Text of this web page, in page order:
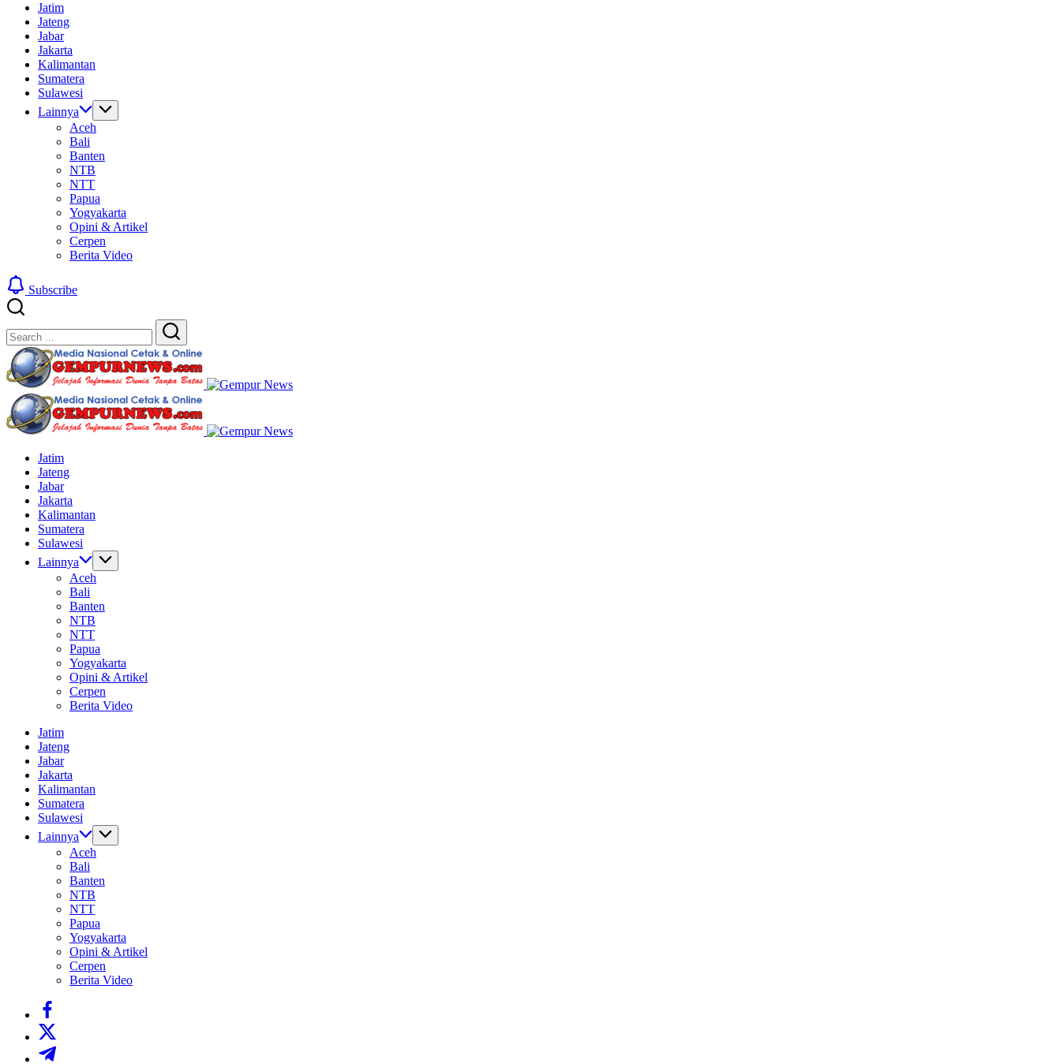
Jatim
Jateng
Jabar
Jakarta
Kalimantan
Sumatera
Sulawesi
Lainnya
Aceh
Bali
Banten
NTB
NTT
Papua
Yogyakarta
Opini & Artikel
Cerpen
Berita Video
Subscribe
Search
Search
Jelajah
Informasi
Dunia
Batas
Informasi
Dunia
Tanpa
Batas
Jatim
Jateng
Jabar
Jakarta
Kalimantan
Sumatera
Sulawesi
Lainnya
Aceh
Bali
Banten
NTB
NTT
Papua
Yogyakarta
Opini & Artikel
Cerpen
Berita Video
Jatim
Jateng
Jabar
Jakarta
Kalimantan
Sumatera
Sulawesi
Lainnya
Aceh
Bali
Banten
NTB
NTT
Papua
Yogyakarta
Opini & Artikel
Cerpen
Berita Video
https://www.facebook.com/
https://twitter.com/
https://t.me/